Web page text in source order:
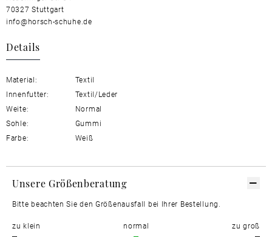
70327 Stuttgart
info@horsch-schuhe.de
Details
Material:
Textil
Innenfutter:
Textil/Leder
Weite:
Normal
Sohle:
Gummi
Farbe:
Weiß
Unsere Größenberatung
Bitte beachten Sie den Größenausfall bei Ihrer Bestellung.
zu klein normal zu groß